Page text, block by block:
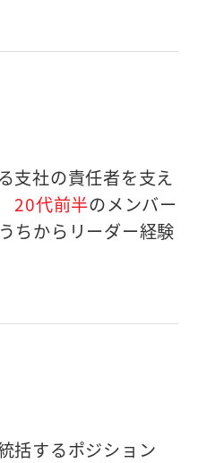
支社の責任者を支え
20代前半のメンバー
ちからリーダー経験
括するポジション